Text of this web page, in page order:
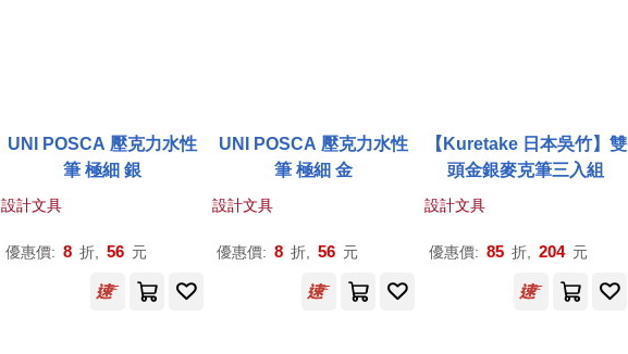
UNI POSCA 壓克力水性
筆 極細 銀
設計文具
優惠價: 8 折, 56 元
UNI POSCA 壓克力水性
筆 極細 金
設計文具
優惠價: 8 折, 56 元
【Kuretake 日本吳竹】雙
頭金銀麥克筆三入組
設計文具
優惠價: 85 折, 204 元